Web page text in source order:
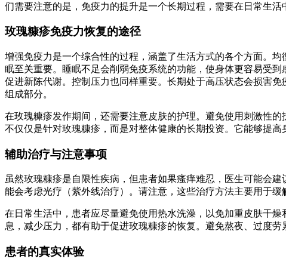
们需要注意的是，免疫力的提升是一个长期过程，需要在日常生活
玫瑰糠疹免疫力恢复的途径
增强免疫力是一个综合性的过程，涵盖了生活方式的各个方面。
眠至关重要。睡眠不足会削弱免疫系统的功能，使身体更容易受
促进新陈代谢。控制压力也同样重要。长期处于高压状态会损害
组成部分。
在玫瑰糠疹发作期间，还需要注意皮肤的护理。避免使用刺激性
不仅仅是针对玫瑰糠疹，而是对整体健康的长期投资。它能够提
辅助治疗与注意事项
虽然玫瑰糠疹是自限性疾病，但患者如果瘙痒难忍，医生可能会
能会考虑光疗（紫外线治疗）。请注意，这些治疗方法主要用于
在日常生活中，患者应尽量避免使用热水洗澡，以免加重皮肤干
息，减少压力，都有助于促进玫瑰糠疹的恢复。避免熬夜、过度劳
患者的真实体验